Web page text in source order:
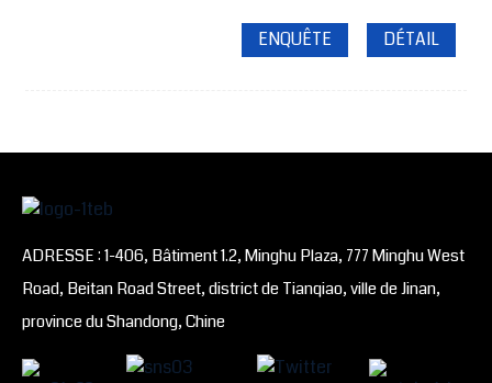
ENQUÊTE DÉTAIL
ADRESSE : 1-406, Bâtiment 1.2, Minghu Plaza, 777 Minghu West
Road, Beitan Road Street, district de Tianqiao, ville de Jinan,
province du Shandong, Chine